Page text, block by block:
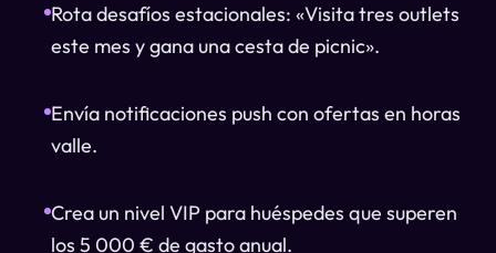
Rota desafíos estacionales: «Visita tres outlets
este mes y gana una cesta de picnic».
Envía notificaciones push con ofertas en horas
valle.
Crea un nivel VIP para huéspedes que superen
los 5 000 € de gasto anual.